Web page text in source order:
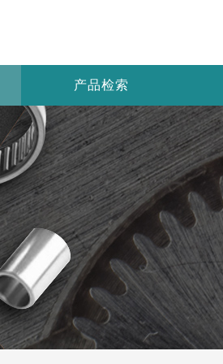
产品检索